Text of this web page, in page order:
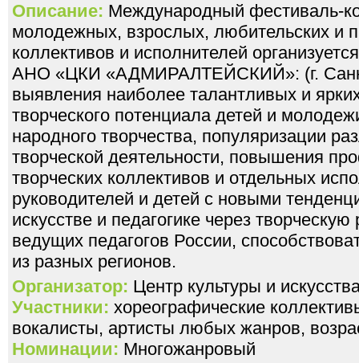
Описание: Международный фестиваль-
молодежных, взрослых, любительских и
коллективов и исполнителей
АНО «ЦКИ «АДМИРАЛТЕЙСКИЙ»: (г.
выявления наиболее талантливых и
творческого потенциала детей и
народного творчества, популяризации
творческой деятельности, повышения
творческих коллективов и отдельных
руководителей и детей с новыми
искусстве и педагогике через
ведущих педагогов России,
из разных регионов.
Организатор: Центр культуры и
Участники: хореографические
вокалисты, артисты любых жанров,
Номинации: Многожанровый